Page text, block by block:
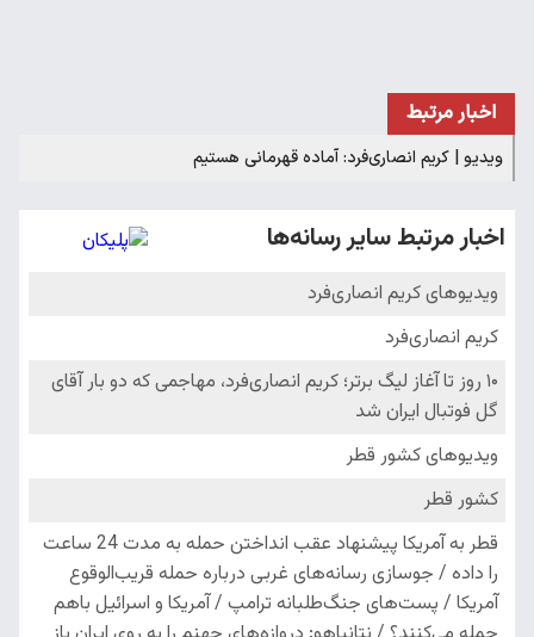
اخبار مرتبط
ویدیو | کریم انصاری‌فرد: آماده‌ قهرمانی هستیم